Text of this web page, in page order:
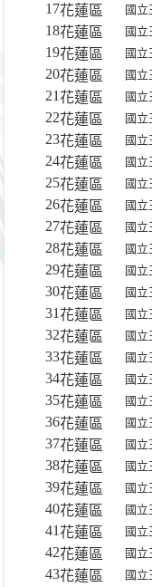
17花蓮區 國立
18花蓮區 國立
19花蓮區 國立
20花蓮區 國立
21花蓮區 國立
22花蓮區 國立
23花蓮區 國立
24花蓮區 國立
25花蓮區 國立
26花蓮區 國立
27花蓮區 國立
28花蓮區 國立
29花蓮區 國立
30花蓮區 國立
31花蓮區 國立
32花蓮區 國立
33花蓮區 國立
34花蓮區 國立
35花蓮區 國立
36花蓮區 國立
37花蓮區 國立
38花蓮區 國立
39花蓮區 國立
40花蓮區 國立
41花蓮區 國立
42花蓮區 國立
43花蓮區 國立